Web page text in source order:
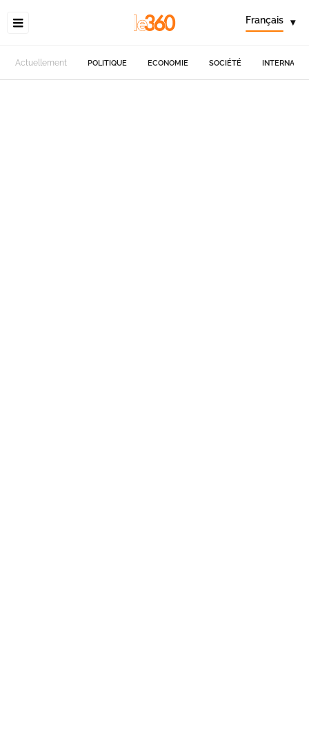
Français ▾
Actuellement POLITIQUE ECONOMIE SOCIÉTÉ